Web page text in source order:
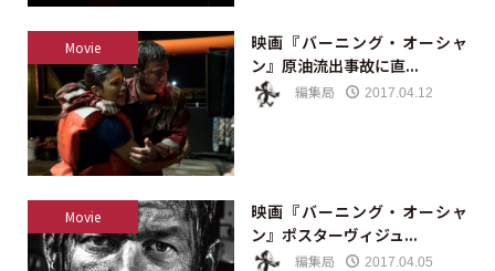
Movie
映画『バーニング・オーシャ
ン』原油流出事故に直...
編集局 2017.04.12
Movie
映画『バーニング・オーシャ
ン』ポスターヴィジュ...
編集局 2017.04.05